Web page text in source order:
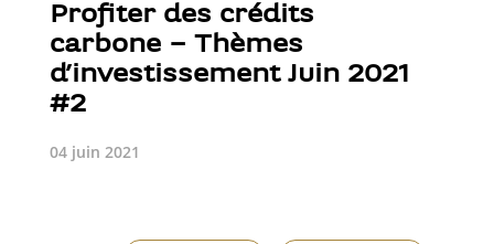
Profiter des crédits
carbone – Thèmes
d’investissement Juin 2021
#2
04 juin 2021